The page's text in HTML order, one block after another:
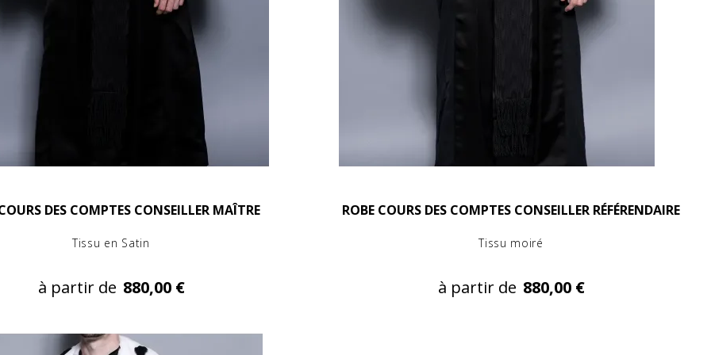
DES COMPTES CONSEILLER MAÎTRE
Tissu en Satin
à partir de 880,00 €
ROBE COURS DES COMPTES CONSEILLER RÉFÉRENDAIRE
Tissu moiré
à partir de 880,00 €